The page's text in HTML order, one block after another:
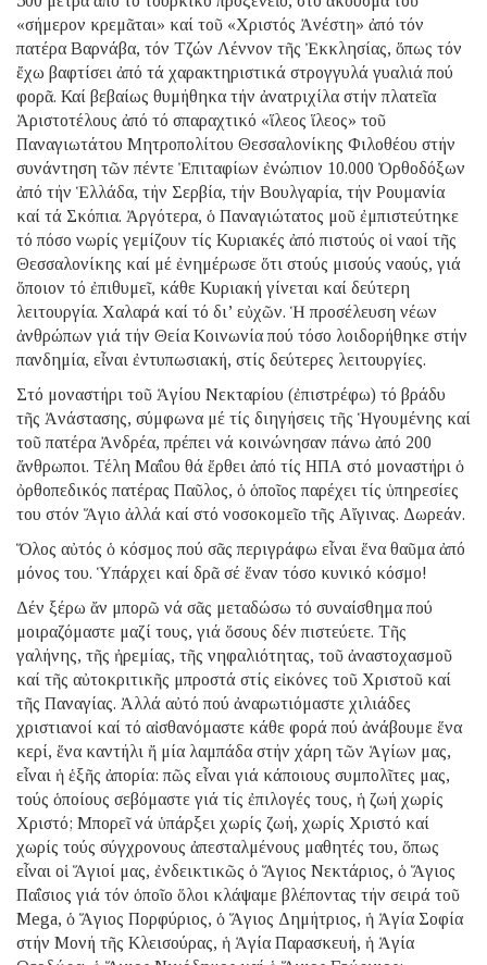
«σήμερον κρεμᾶται» καί τοῦ «Χριστός Ἀνέστη» ἀπό τόν
πατέρα Βαρνάβα, τόν Τζών Λέννον τῆς Ἐκκλησίας, ὅπως τόν
ἔχω βαφτίσει ἀπό τά χαρακτηριστικά στρογγυλά γυαλιά πού
φορᾶ. Καί βεβαίως θυμήθηκα τήν ἀνατριχίλα στήν πλατεῖα
Ἀριστοτέλους ἀπό τό σπαραχτικό «ἵλεος ἵλεος» τοῦ
Παναγιωτάτου Μητροπολίτου Θεσσαλονίκης Φιλοθέου στήν
συνάντηση τῶν πέντε Ἐπιταφίων ἐνώπιον 10.000 Ὀρθοδόξων
ἀπό τήν Ἑλλάδα, τήν Σερβία, τήν Βουλγαρία, τήν Ρουμανία
καί τά Σκόπια. Ἀργότερα, ὁ Παναγιώτατος μοῦ ἐμπιστεύτηκε
τό πόσο νωρίς γεμίζουν τίς Κυριακές ἀπό πιστούς οἱ ναοί τῆς
Θεσσαλονίκης καί μέ ἐνημέρωσε ὅτι στούς μισούς ναούς, γιά
ὅποιον τό ἐπιθυμεῖ, κάθε Κυριακή γίνεται καί δεύτερη
λειτουργία. Χαλαρά καί τό δι’ εὐχῶν. Ἡ προσέλευση νέων
ἀνθρώπων γιά τήν Θεία Κοινωνία πού τόσο λοιδορήθηκε στήν
πανδημία, εἶναι ἐντυπωσιακή, στίς δεύτερες λειτουργίες.
Στό μοναστήρι τοῦ Ἁγίου Νεκταρίου (ἐπιστρέφω) τό βράδυ
τῆς Ἀνάστασης, σύμφωνα μέ τίς διηγήσεις τῆς Ἡγουμένης καί
τοῦ πατέρα Ἀνδρέα, πρέπει νά κοινώνησαν πάνω ἀπό 200
ἄνθρωποι. Τέλη Μαΐου θά ἔρθει ἀπό τίς ΗΠΑ στό μοναστήρι ὁ
ὀρθοπεδικός πατέρας Παῦλος, ὁ ὁποῖος παρέχει τίς ὑπηρεσίες
του στόν Ἅγιο ἀλλά καί στό νοσοκομεῖο τῆς Αἴγινας. Δωρεάν.
Ὅλος αὐτός ὁ κόσμος πού σᾶς περιγράφω εἶναι ἕνα θαῦμα ἀπό
μόνος του. Ὑπάρχει καί δρᾶ σέ ἕναν τόσο κυνικό κόσμο!
Δέν ξέρω ἄν μπορῶ νά σᾶς μεταδώσω τό συναίσθημα πού
μοιραζόμαστε μαζί τους, γιά ὅσους δέν πιστεύετε. Τῆς
γαλήνης, τῆς ἠρεμίας, τῆς νηφαλιότητας, τοῦ ἀναστοχασμοῦ
καί τῆς αὐτοκριτικῆς μπροστά στίς εἰκόνες τοῦ Χριστοῦ καί
τῆς Παναγίας. Ἀλλά αὐτό πού ἀναρωτιόμαστε χιλιάδες
χριστιανοί καί τό αἰσθανόμαστε κάθε φορά πού ἀνάβουμε ἕνα
κερί, ἕνα καντήλι ἤ μία λαμπάδα στήν χάρη τῶν Ἁγίων μας,
εἶναι ἡ ἑξῆς ἀπορία: πῶς εἶναι γιά κάποιους συμπολῖτες μας,
τούς ὁποίους σεβόμαστε γιά τίς ἐπιλογές τους, ἡ ζωή χωρίς
Χριστό; Μπορεῖ νά ὑπάρξει χωρίς ζωή, χωρίς Χριστό καί
χωρίς τούς σύγχρονους ἀπεσταλμένους μαθητές του, ὅπως
εἶναι οἱ Ἅγιοί μας, ἐνδεικτικῶς ὁ Ἅγιος Νεκτάριος, ὁ Ἅγιος
Παΐσιος γιά τόν ὁποῖο ὅλοι κλάψαμε βλέποντας τήν σειρά τοῦ
Mega, ὁ Ἅγιος Πορφύριος, ὁ Ἅγιος Δημήτριος, ἡ Ἁγία Σοφία
στήν Moνή τῆς Κλεισούρας, ἡ Ἁγία Παρασκευή, ἡ Ἁγία